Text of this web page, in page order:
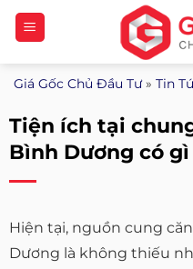
Bỏ
qua
nội
dung
Giá Gốc Chủ Đầu Tư» Tin
Tiện ích tại
Bình Dương có gì
Hiện tại, nguồn cung
Dương là không thiếu